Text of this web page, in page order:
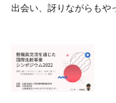
出会い、訝りながらも